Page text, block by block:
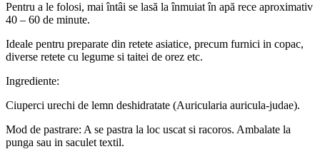
Pentru a le folosi, mai întâi se lasă la înmuiat în apă rece aproximativ
40 – 60 de minute.
Ideale pentru preparate din retete asiatice, precum furnici in copac,
diverse retete cu legume si taitei de orez etc.
Ingrediente:
Ciuperci urechi de lemn deshidratate (Auricularia auricula-judae).
Mod de pastrare: A se pastra la loc uscat si racoros. Ambalate la
punga sau in saculet textil.